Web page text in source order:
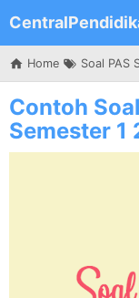
Home Soal PAS
Contoh
Semester 1